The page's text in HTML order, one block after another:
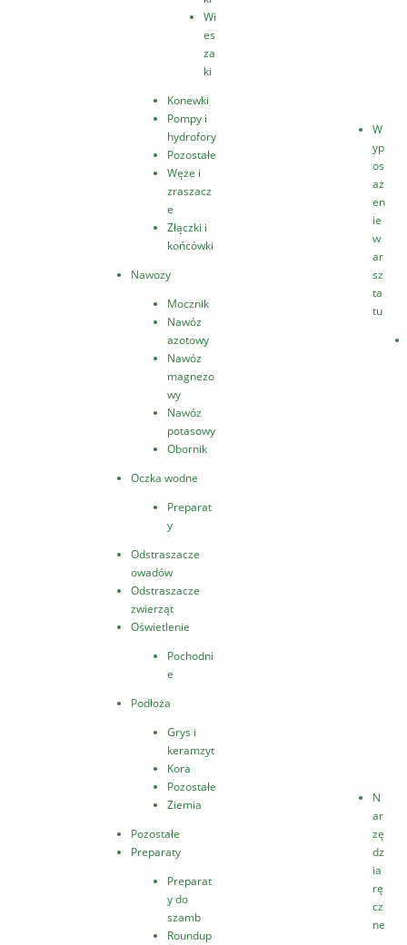
Wi
es
za
ki
Konewki
Pompy i
hydrofory
Pozostałe
Węże i
zraszacz
e
Złączki i
końcówki
Nawozy
Mocznik
Nawóz
azotowy
Nawóz
magnezo
wy
Nawóz
potasowy
Obornik
Oczka wodne
Preparat
y
Odstraszacze
owadów
Odstraszacze
zwierząt
Oświetlenie
Pochodni
e
Podłoża
Grys i
keramzyt
Kora
Pozostałe
Ziemia
Pozostałe
Preparaty
Preparat
y do
szamb
Roundup
W
yp
os
aż
en
ie
w
ar
sz
ta
tu
N
ar
zę
dz
ia
rę
cz
ne